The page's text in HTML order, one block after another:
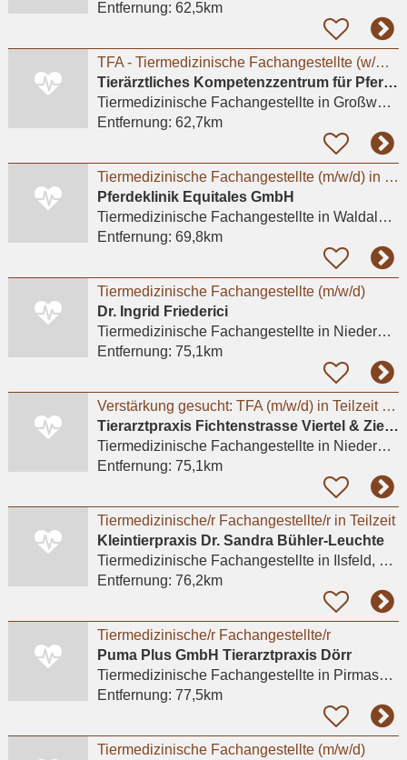
Entfernung: 62,5km
TFA - Tiermedizinische Fachangestellte (w/m/d) für unsere Pferdeklinik, Schwerpunkt OP/ Anästhesie
Tierärztliches Kompetenzzentrum für Pferde Großwallstadt Altano GmbH
Tiermedizinische Fachangestelltein Großwallstadt
Entfernung: 62,7km
Tiermedizinische Fachangestellte (m/w/d) in Voll- und Teilzeit
Pferdeklinik Equitales GmbH
Tiermedizinische Fachangestelltein Waldalgesheim
Entfernung: 69,8km
Tiermedizinische Fachangestellte (m/w/d)
Dr. Ingrid Friederici
Tiermedizinische Fachangestelltein Niedernhausen
Entfernung: 75,1km
Verstärkung gesucht: TFA (m/w/d) in Teilzeit für familiäre Kleintierpraxis in Niedernhausen
Tierarztpraxis Fichtenstrasse Viertel & Ziegler
Tiermedizinische Fachangestelltein Niedernhausen
Entfernung: 75,1km
Tiermedizinische/r Fachangestellte/r in Teilzeit
Kleintierpraxis Dr. Sandra Bühler-Leuchte
Tiermedizinische Fachangestelltein Ilsfeld, Helfenberg
Entfernung: 76,2km
Tiermedizinische/r Fachangestellte/r
Puma Plus GmbH Tierarztpraxis Dörr
Tiermedizinische Fachangestelltein Pirmasens, Winzeln
Entfernung: 77,5km
Tiermedizinische Fachangestellte (m/w/d)